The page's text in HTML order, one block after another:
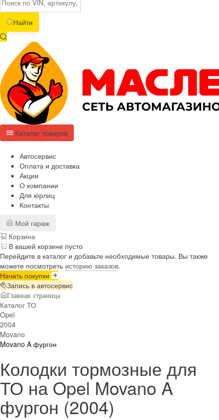
Найти
Каталог товаров
Автосервис
Оплата и доставка
Акции
О компании
Для юрлиц
Контакты
Мой гараж
Корзина
В вашей корзине пусто
Перейдите в каталог и добавьте необходимые товары. Вы также
можете посмотреть историю заказов.
Начать покупки
Запись в автосервис
Главная страница
Каталог ТО
Opel
2004
Movano
Movano A фургон
Колодки тормозные для
ТО на Opel Movano A
фургон (2004)